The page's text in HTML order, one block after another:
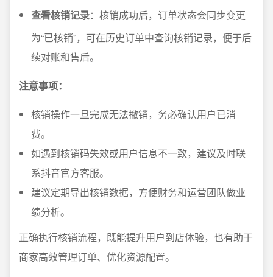
查看核销记录：核销成功后，订单状态会同步变更
为“已核销”，可在历史订单中查询核销记录，便于后
续对账和售后。
注意事项：
核销操作一旦完成无法撤销，务必确认用户已消
费。
如遇到核销码失效或用户信息不一致，建议及时联
系抖音官方客服。
建议定期导出核销数据，方便财务和运营团队做业
绩分析。
正确执行核销流程，既能提升用户到店体验，也有助于
商家高效管理订单、优化资源配置。